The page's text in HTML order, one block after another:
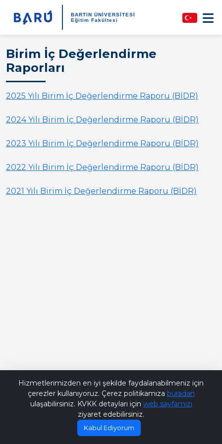
BARTIN ÜNİVERSİTESİ
Eğitim Fakültesi
Birim İç Değerlendirme
Raporları
2025 Yılı Birim İç Değerlendirme Raporu (BİDR)
2024 Yılı Birim İç Değerlendirme Raporu (BİDR)
2023 Yılı Birim İç Değerlendirme Raporu (BİDR)
2022 Yılı Birim İç Değerlendirme Raporu (BİDR)
2021 Yılı Birim İç Değerlendirme Raporu (BİDR)
Hizmetlerimizden en iyi şekilde faydalanabilmeniz için
çerezler kullanıyoruz. Çerez politikamıza buradan
ulaşabilirsiniz. KVKK detayları için web sayfamızı
ziyaret edebilirsiniz.
Kabul Ediyorum
Bana Soru Sor | Ask Me